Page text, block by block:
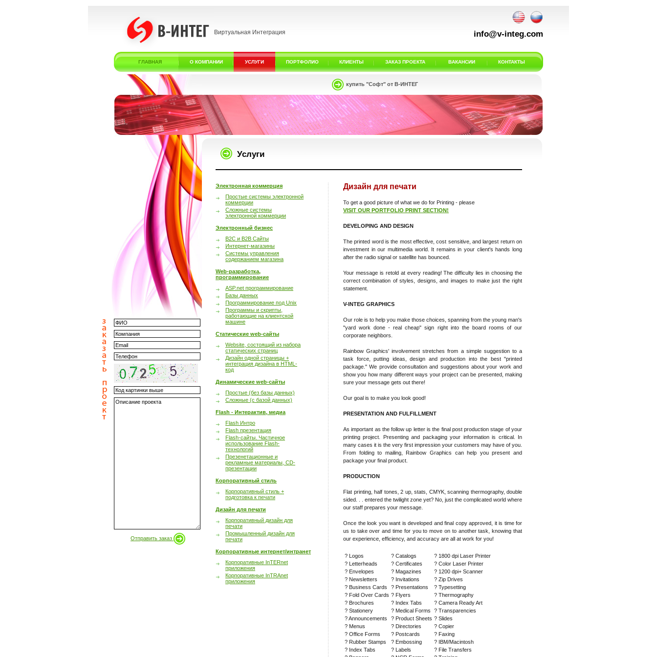
Виртуальная Интеграция info@v-integ.com
ГЛАВНАЯ О КОМПАНИИ УСЛУГИ ПОРТФОЛИО КЛИЕНТЫ ЗАКАЗ ПРОЕКТА ВАКАНСИИ КОНТАКТЫ
Отправить заказ
купить "Софт" от В-ИНТЕГ
Услуги
Электронная коммерция
Простые системы электронной
коммерции
Сложные системы
электронной коммерции
Электронный бизнес
B2C и B2B Сайты
Интернет-магазины
Системы управления
содержанием магазина
Web-разработка,
программирование
ASP.net программирование
Базы данных
Программирование под Unix
Программы и скрипты,
работающие на клиентской
машине
Статические web-сайты
Website, состоящий из набора
статических страниц
Дизайн одной страницы +
интеграция дизайна в HTML-
код
Динамические web-сайты
Простые (без базы данных)
Сложные (с базой данных)
Flash - Интерактив, медиа
Flash Интро
Flash презентация
Flash-сайты. Частичное
использование Flash-
технологий
Презенетационные и
рекламные материалы, CD-
презентации
Корпоративный стиль
Корпоративный стиль +
подготовка к печати
Дизайн для печати
Корпоративный дизайн для
печати
Промышленный дизайн для
печати
Корпоративные интернет/интранет
Корпоративные InTERnet
приложения
Корпоративные InTRAnet
приложения
Дизайн для печати
To get a good picture of what we do for Printing - please
VISIT OUR PORTFOLIO PRINT SECTION!
DEVELOPING AND DESIGN
The printed word is the most effective, cost sensitive, and largest return on
investment in our multimedia world. It remains in your client's hands long
after the radio signal or satellite has bounced.
Your message is retold at every reading! The difficulty lies in choosing the
correct combination of styles, designs, and images to make just the right
statement.
V-INTEG GRAPHICS
Our role is to help you make those choices, spanning from the young man's
"yard work done - real cheap" sign right into the board rooms of our
corporate neighbors.
Rainbow Graphics' involvement stretches from a simple suggestion to a
task force, putting ideas, design and production into the best "printed
package." We provide consultation and suggestions about your work and
show you how many different ways your project can be presented, making
sure your message gets out there!
Our goal is to make you look good!
PRESENTATION AND FULFILLMENT
As important as the follow up letter is the final post production stage of your
printing project. Presenting and packaging your information is critical. In
many cases it is the very first impression your customers may have of you.
From folding to mailing, Rainbow Graphics can help you present and
package your final product.
PRODUCTION
Flat printing, half tones, 2 up, stats, CMYK, scanning thermography, double
sided. . . entered the twilight zone yet? No, just the complicated world where
our staff prepares your message.
Once the look you want is developed and final copy approved, it is time for
us to take over and time for you to move on to another task, knowing that
our experience, efficiency, and accuracy are all at work for you!
? Logos
? Letterheads
? Envelopes
? Newsletters
? Business Cards
? Fold Over Cards
? Brochures
? Stationery
? Announcements
? Menus
? Office Forms
? Rubber Stamps
? Index Tabs
? Catalogs
? Certificates
? Magazines
? Invitations
? Presentations
? Flyers
? Index Tabs
? Medical Forms
? Product Sheets
? Directories
? Postcards
? Embossing
? Labels
? 1800 dpi Laser Printer
? Color Laser Printer
? 1200 dpi+ Scanner
? Zip Drives
? Typesetting
? Thermography
? Camera Ready Art
? Transparencies
? Slides
? Copier
? Faxing
? IBM/Macintosh
? File Transfers